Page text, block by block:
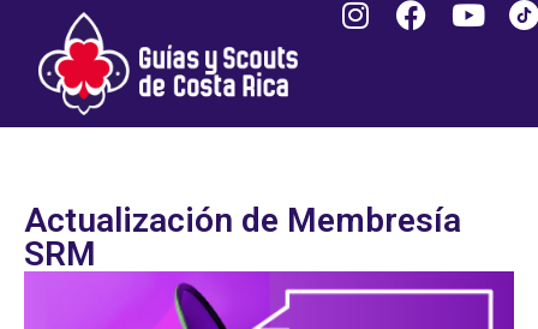
Actualización de Membresía
SRM